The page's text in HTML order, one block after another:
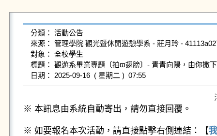
分類： 活動公告
來源： 管理學院 觀光暨休閒遊憩學系 - 莊月玲 -
對象： 全校學生
標題： 觀遊系畢業專題〔拍ϖ翅膀〕- 青青向陽，由你撒
日期： 2025-09-16  ( 星期二 )  07:55
※ 本訊息由系統自動寄出，請勿直接回覆。
※ 如要報名本次活動，請直接點擊右側連結：【